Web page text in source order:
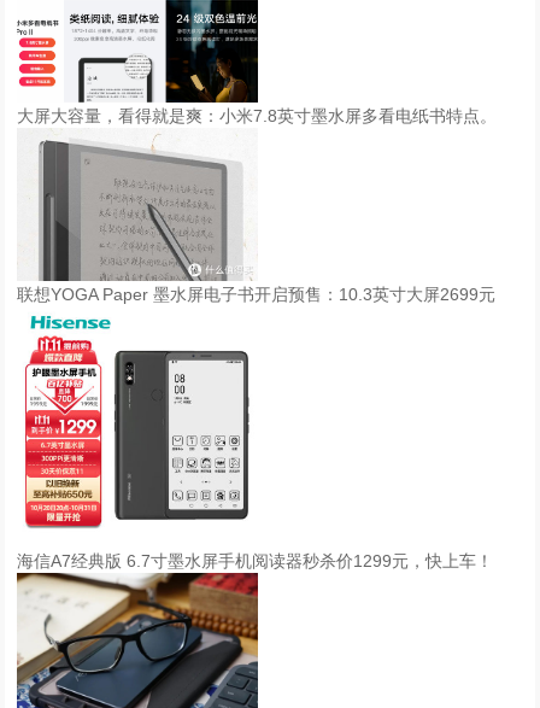
大屏大容量，看得就是爽：小米7.8英寸墨水屏多看电纸书特点。
联想YOGA Paper 墨水屏电子书开启预售：10.3英寸大屏2699元
海信A7经典版 6.7寸墨水屏手机阅读器秒杀价1299元，快上车！